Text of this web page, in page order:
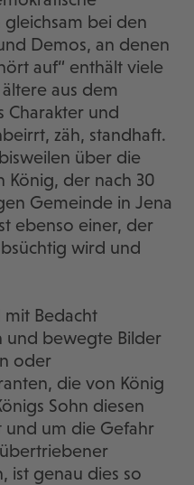
gleichsam bei den
Demos, an denen
auf“ enthält viele
aus dem
Charakter und
zäh, standhaft.
über die
König, der nach 30
Gemeinde in Jena
ebenso einer, der
wird und
mit Bedacht
und bewegte Bilder
oder
die von König
Sohn diesen
und um die Gefahr
ist genau dies so